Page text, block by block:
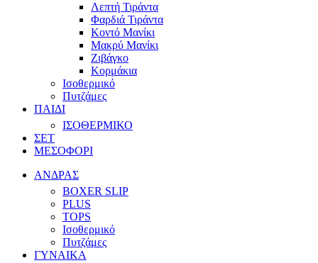
Λεπτή Τιράντα
Φαρδιά Τιράντα
Κοντό Μανίκι
Μακρύ Μανίκι
Ζιβάγκο
Κορμάκια
Ισοθερμικό
Πυτζάμες
ΠΑΙΔΙ
ΙΣΟΘΕΡΜΙΚΟ
ΣΕΤ
ΜΕΣΟΦΟΡΙ
ΑΝΔΡΑΣ
BOXER SLIP
PLUS
TOPS
Ισοθερμικό
Πυτζάμες
ΓΥΝΑΙΚΑ